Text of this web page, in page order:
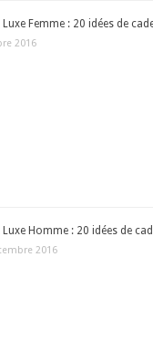
Luxe Femme : 20 idées de
2016
Luxe Homme : 20 idées de
2016